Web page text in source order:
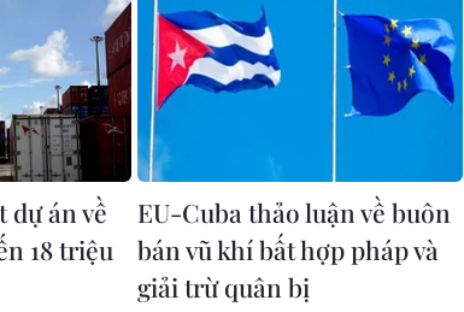
dự án về
18 triệu
EU-Cuba thảo luận về buôn
bán vũ khí bất hợp pháp và
giải trừ quân bị